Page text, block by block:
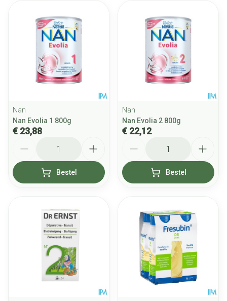
Nan
Nan Evolia 1 800g
€ 23,88
Bestel
Nan
Nan Evolia 2 800g
€ 22,12
Bestel